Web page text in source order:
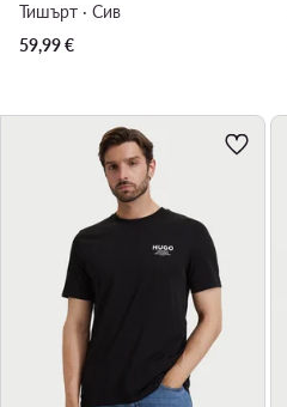
Тишърт · Сив
59,99€